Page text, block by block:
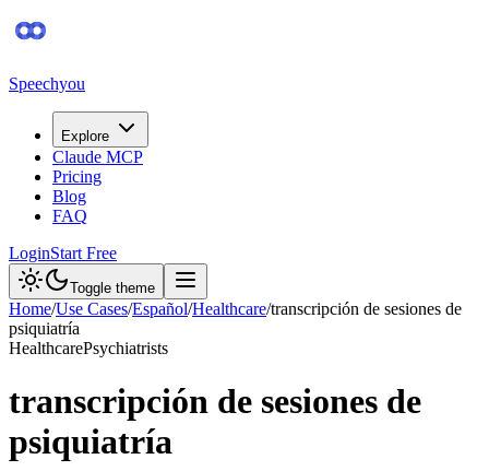
Speechyou
Explore
Claude MCP
Pricing
Blog
FAQ
LoginStart Free
Toggle theme
Home/Use Cases/Español/Healthcare/transcripción de sesiones de
psiquiatría
HealthcarePsychiatrists
transcripción de sesiones de
psiquiatría